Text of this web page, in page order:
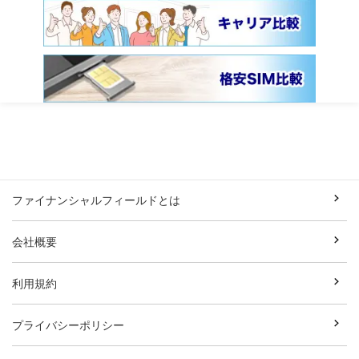
ファイナンシャルフィールドとは
会社概要
利用規約
プライバシーポリシー